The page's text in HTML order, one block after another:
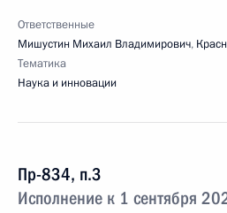
Ответственные
Мишустин Михаил Владимирович,
Тематика
Наука и инновации
Пр-834, п.3
Исполнение к 1 сентября